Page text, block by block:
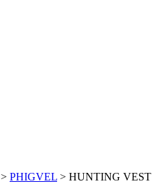
> PHIGVEL > HUNTING VEST